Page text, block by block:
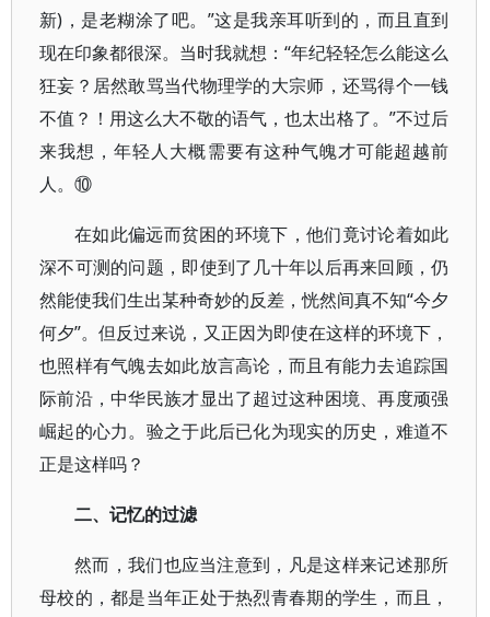
新)，是老糊涂了吧。”这是我亲耳听到的，而且直到
现在印象都很深。当时我就想：“年纪轻轻怎么能这么
狂妄？居然敢骂当代物理学的大宗师，还骂得个一钱
不值？！用这么大不敬的语气，也太出格了。”不过后
来我想，年轻人大概需要有这种气魄才可能超越前
人。⑩
在如此偏远而贫困的环境下，他们竟讨论着如此
深不可测的问题，即使到了几十年以后再来回顾，仍
然能使我们生出某种奇妙的反差，恍然间真不知“今夕
何夕”。但反过来说，又正因为即使在这样的环境下，
也照样有气魄去如此放言高论，而且有能力去追踪国
际前沿，中华民族才显出了超过这种困境、再度顽强
崛起的心力。验之于此后已化为现实的历史，难道不
正是这样吗？
二、记忆的过滤
然而，我们也应当注意到，凡是这样来记述那所
母校的，都是当年正处于热烈青春期的学生，而且，